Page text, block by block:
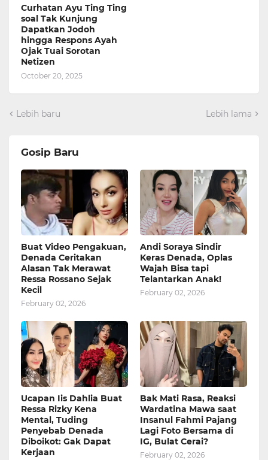
Curhatan Ayu Ting Ting
soal Tak Kunjung
Dapatkan Jodoh
hingga Respons Ayah
Ojak Tuai Sorotan
Netizen
October 20, 2025
Lebih baru Lebih lama
Gosip Baru
Buat Video Pengakuan,
Denada Ceritakan
Alasan Tak Merawat
Ressa Rossano Sejak
Kecil
February 02, 2026
Andi Soraya Sindir
Keras Denada, Oplas
Wajah Bisa tapi
Telantarkan Anak!
February 02, 2026
Ucapan Iis Dahlia Buat
Ressa Rizky Kena
Mental, Tuding
Penyebab Denada
Diboikot: Gak Dapat
Kerjaan
Bak Mati Rasa, Reaksi
Wardatina Mawa saat
Insanul Fahmi Pajang
Lagi Foto Bersama di
IG, Bulat Cerai?
February 02, 2026